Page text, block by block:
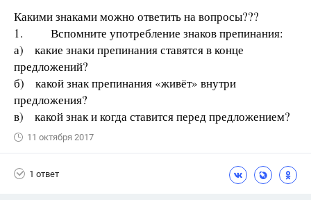
Какими знаками можно ответить на вопросы???
1. Вспомните употребление знаков препинания:
а) какие знаки препинания ставятся в конце
предложений?
б) какой знак препинания «живёт» внутри
предложения?
в) какой знак и когда ставится перед предложением?
11 октября 2017
1 ответ